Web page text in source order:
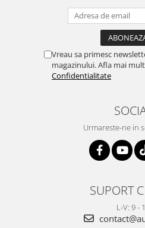
Vreau sa primesc
magazinului. Afla mai
Confidentialitate
Urmareste-ne in
SUPORT
L-V: 9 -